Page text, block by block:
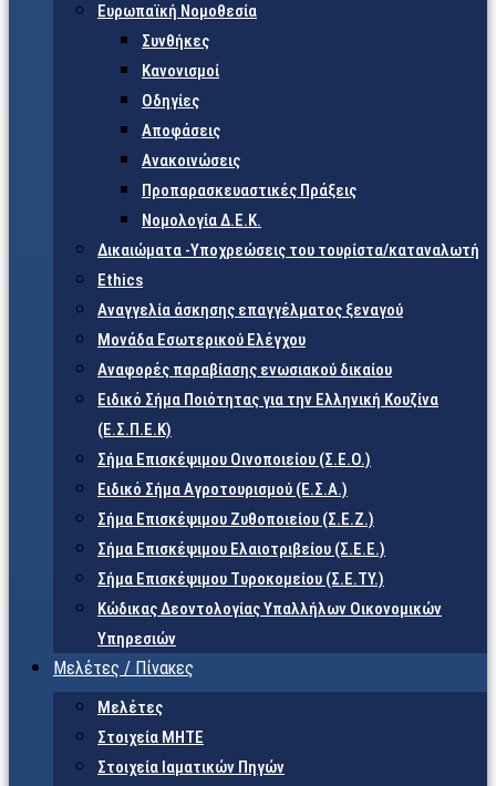
Ευρωπαϊκή Νομοθεσία
Συνθήκες
Κανονισμοί
Οδηγίες
Αποφάσεις
Ανακοινώσεις
Προπαρασκευαστικές Πράξεις
Νομολογία Δ.Ε.Κ.
Δικαιώματα -Υποχρεώσεις του τουρίστα/καταναλωτή
Ethics
Αναγγελία άσκησης επαγγέλματος ξεναγού
Μονάδα Εσωτερικού Ελέγχου
Αναφορές παραβίασης ενωσιακού δικαίου
Ειδικό Σήμα Ποιότητας για την Ελληνική Κουζίνα
(Ε.Σ.Π.Ε.Κ)
Σήμα Επισκέψιμου Οινοποιείου (Σ.Ε.Ο.)
Ειδικό Σήμα Αγροτουρισμού (Ε.Σ.Α.)
Σήμα Επισκέψιμου Ζυθοποιείου (Σ.Ε.Ζ.)
Σήμα Επισκέψιμου Ελαιοτριβείου (Σ.Ε.Ε.)
Σήμα Επισκέψιμου Τυροκομείου (Σ.Ε.TY.)
Κώδικας Δεοντολογίας Υπαλλήλων Οικονομικών
Υπηρεσιών
Μελέτες / Πίνακες
Μελέτες
Στοιχεία ΜΗΤΕ
Στοιχεία Ιαματικών Πηγών